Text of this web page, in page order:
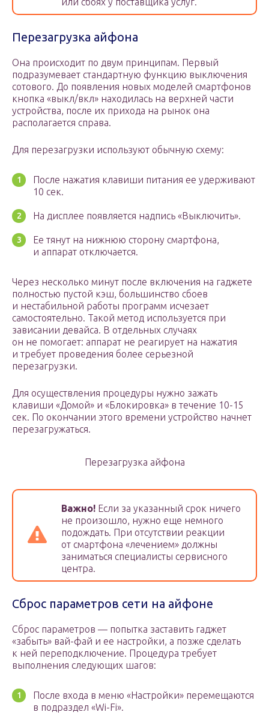
Перезагрузка айфона
Она происходит по двум принципам. Первый
подразумевает стандартную функцию выключения
сотового. До появления новых моделей смартфонов
кнопка «выкл/вкл» находилась на верхней части
устройства, после их прихода на рынок она
располагается справа.
Для перезагрузки используют обычную схему:
После нажатия клавиши питания ее удерживают
10 сек.
На дисплее появляется надпись «Выключить».
Ее тянут на нижнюю сторону смартфона,
и аппарат отключается.
Через несколько минут после включения на гаджете
полностью пустой кэш, большинство сбоев
и нестабильной работы программ исчезает
самостоятельно. Такой метод используется при
зависании девайса. В отдельных случаях
он не помогает: аппарат не реагирует на нажатия
и требует проведения более серьезной
перезагрузки.
Для осуществления процедуры нужно зажать
клавиши «Домой» и «Блокировка» в течение 10-15
сек. По окончании этого времени устройство начнет
перезагружаться.
Перезагрузка айфона
Важно! Если за указанный срок ничего
не произошло, нужно еще немного
подождать. При отсутствии реакции
от смартфона «лечением» должны
заниматься специалисты сервисного
центра.
Сброс параметров сети на айфоне
Сброс параметров — попытка заставить гаджет
«забыть» вай-фай и ее настройки, а позже сделать
к ней переподключение. Процедура требует
выполнения следующих шагов:
После входа в меню «Настройки» перемещаются
в подраздел «Wi-Fi».